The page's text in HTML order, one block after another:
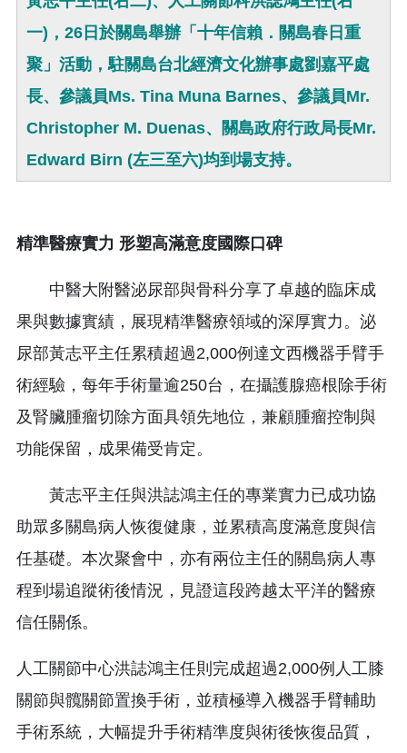
一)，26日於關島舉辦「十年信賴．關島春日重
聚」活動，駐關島台北經濟文化辦事處劉嘉平處
長、參議員Ms. Tina Muna Barnes、參議員Mr.
Christopher M. Duenas、關島政府行政局長Mr.
Edward Birn (左三至六)均到場支持。
精準醫療實力 形塑高滿意度國際口碑
中醫大附醫泌尿部與骨科分享了卓越的臨床成
果與數據實績，展現精準醫療領域的深厚實力。泌
尿部黃志平主任累積超過2,000例達文西機器手臂手
術經驗，每年手術量逾250台，在攝護腺癌根除手術
及腎臟腫瘤切除方面具領先地位，兼顧腫瘤控制與
功能保留，成果備受肯定。
黃志平主任與洪誌鴻主任的專業實力已成功協
助眾多關島病人恢復健康，並累積高度滿意度與信
任基礎。本次聚會中，亦有兩位主任的關島病人專
程到場追蹤術後情況，見證這段跨越太平洋的醫療
信任關係。
人工關節中心洪誌鴻主任則完成超過2,000例人工膝
關節與髖關節置換手術，並積極導入機器手臂輔助
手術系統，大幅提升手術精準度與術後恢復品質，